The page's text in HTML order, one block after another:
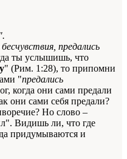
предались
ты услышишь, что
" (Рим. 1:28), то припомни
"предались
когда они сами предали
они сами себя предали?
Но слово –
Видишь ли, что где
придумываются и